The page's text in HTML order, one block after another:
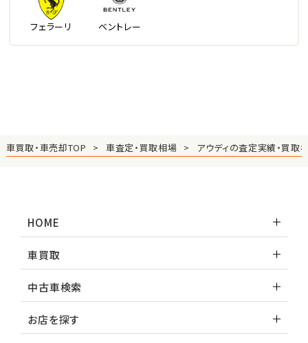
フェラーリ ベントレー
車買取・車売却TOP 車査定・買取相場 アウディの査定実績・買取
HOME
車買取
中古車検索
お店を探す